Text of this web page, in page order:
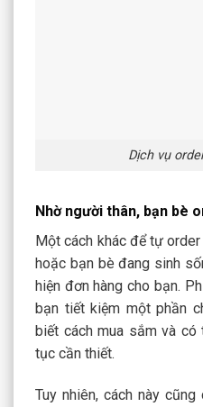
Dịch vụ
Nhờ người thân, bạn bè
Một cách khác để tự
hoặc bạn bè đang sinh
hiện đơn hàng cho bạn.
bạn tiết kiệm một phần
biết cách mua sắm và
tục cần thiết.
Tuy nhiên, cách này